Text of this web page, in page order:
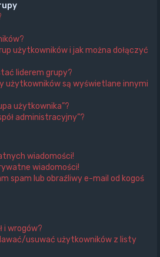
użytkowników i jak można dołączyć
liderem grupy?
użytkowników są wyświetlane innymi
użytkownika”?
administracyjny”?
wiadomości!
wiadomości!
spam lub obraźliwy e-mail od kogoś
i wrogów?
usuwać użytkowników z listy